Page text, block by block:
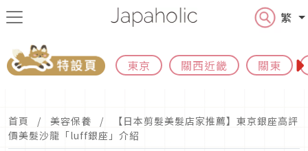
繁
東京 關西近畿 關東
首頁 美容保養
【日本剪髮美髮店家推薦】東京銀座高評
價美髮沙龍「luff銀座」介紹